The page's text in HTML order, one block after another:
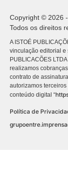
Copyright © 2026
Todos os direitos
A ISTOÉ
vinculação editorial e
PUBLICACÕES
realizamos
contrato de
autorizamos
conteúdo digital “
Política de